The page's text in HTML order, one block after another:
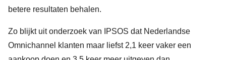
betere resultaten behalen.
Zo blijkt uit onderzoek van IPSOS dat Nederlandse
Omnichannel klanten maar liefst 2,1 keer vaker een